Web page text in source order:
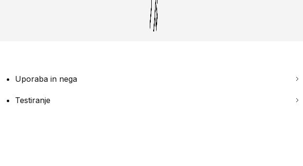
Uporaba in nega
Testiranje